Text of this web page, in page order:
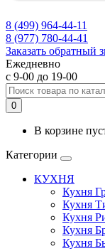
8 (499) 964-44-11
8 (977) 780-44-41
Заказать обратный
Ежедневно
с 9-00 до 19-00
0
В корзине
Категории
КУХНЯ
Кухня
Кухня
Кухня
Кухня
Кухня